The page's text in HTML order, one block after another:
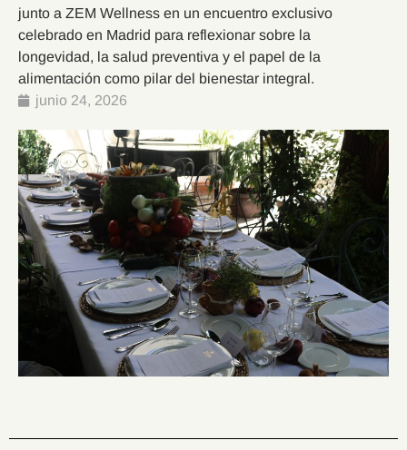
junto a ZEM Wellness en un encuentro exclusivo
celebrado en Madrid para reflexionar sobre la
longevidad, la salud preventiva y el papel de la
alimentación como pilar del bienestar integral.
junio 24, 2026